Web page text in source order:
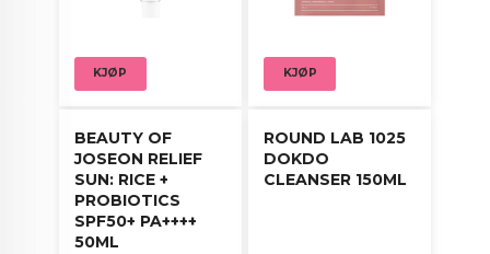
KJØP KJØP
BEAUTY OF
JOSEON RELIEF
SUN: RICE +
PROBIOTICS
SPF50+ PA++++
50ML
ROUND LAB 1025
DOKDO
CLEANSER 150ML